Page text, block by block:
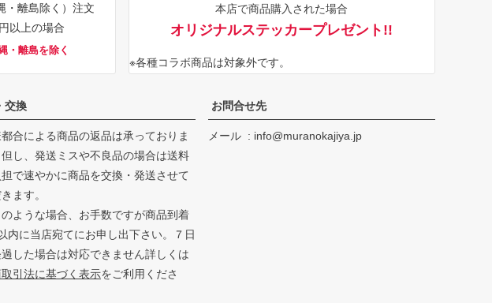
・離島除く）注文
以上の場合
・離島を除く
本店で商品購入された場合
オリジナルステッカープレゼント!!
※各種コラボ商品は対象外です。
交換
合による商品の返品は承っておりま
し、発送ミスや不良品の場合は送料
で速やかに商品を交換・発送させて
ます。
ような場合、お手数ですが商品到着
内に当店宛てにお申し出下さい。７日
過した場合は対応できません詳しくは
引法に基づく表示をご利用くださ
お問合せ先
メール info@muranokajiya.jp